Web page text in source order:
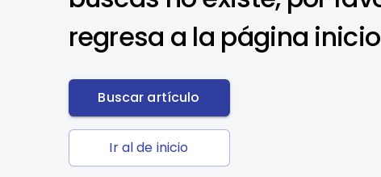
regresa a la página
Buscar artículo
Ir al de inicio